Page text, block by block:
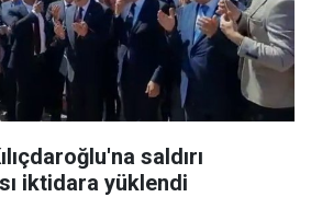
saldırı
iktidara yüklendi